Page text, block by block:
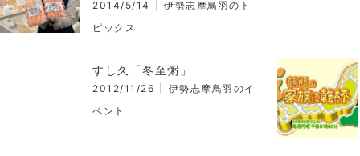
2014/5/14
伊勢志摩鳥羽のト
ピックス
すし久「冬至粥」
2012/11/26
伊勢志摩鳥羽のイ
ベント